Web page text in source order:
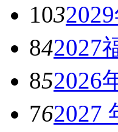
103
842027
852026
762027